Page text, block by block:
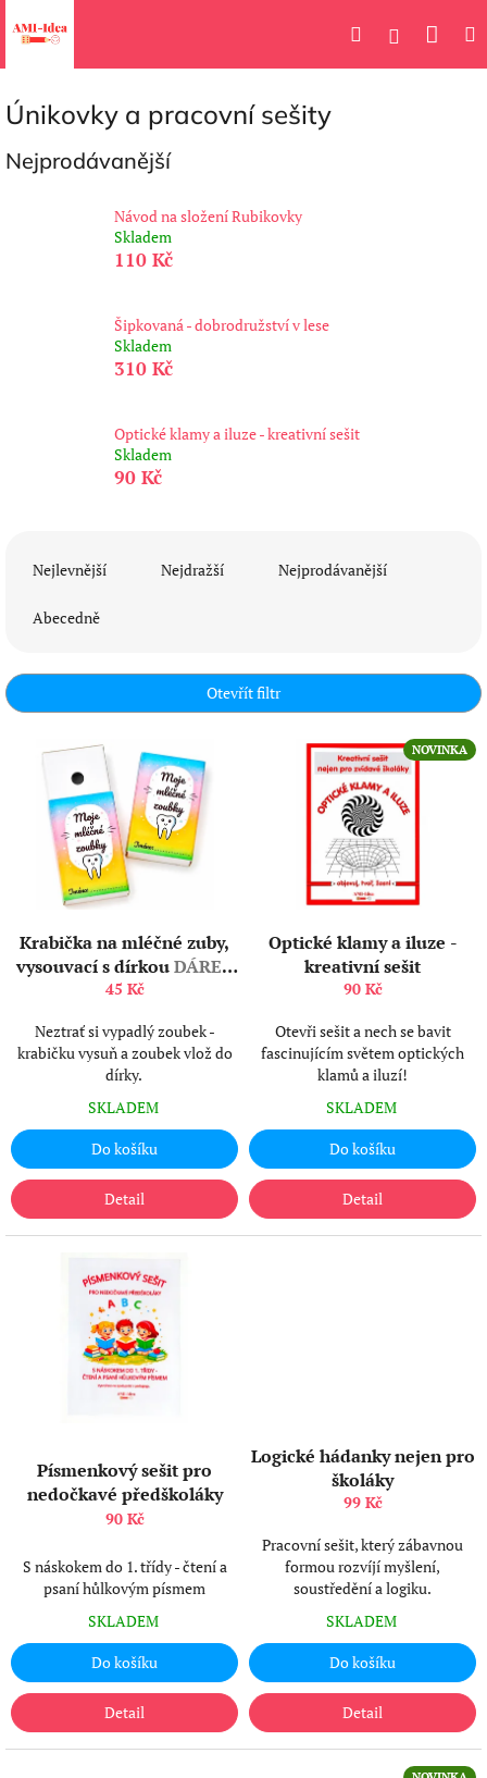
na
Hledat Přihlášení
Únikovky a pracovní sešity
Nejprodávanější
Návod na složení Rubikovky
Skladem
110 Kč
Šipkovaná - dobrodružství v lese
Skladem
310 Kč
Optické klamy a iluze - kreativní sešit
Skladem
90 Kč
p
r
Nejlevnější Nejdražší Nejprodávanější
Abecedně
Otevřít filtr
u
Krabička na mléčné zuby,
vysouvací s dírkouDÁREK
KE KAŽDÉ OBJEDNÁVCE
45 Kč
Neztrať si vypadlý zoubek -
krabičku vysuň a zoubek vlož do
dírky.
SKLADEM
Do košíku
Detail
NOVINKA
Optické klamy a iluze -
kreativní sešit
90 Kč
Otevři sešit a nech se bavit
fascinujícím světem optických
klamů a iluzí!
SKLADEM
Do košíku
Detail
Písmenkový sešit pro
nedočkavé předškoláky
90 Kč
S náskokem do 1. třídy - čtení a
psaní hůlkovým písmem
SKLADEM
Do košíku
Detail
Logické hádanky nejen pro
školáky
99 Kč
Pracovní sešit, který zábavnou
formou rozvíjí myšlení,
soustředění a logiku.
SKLADEM
Do košíku
Detail